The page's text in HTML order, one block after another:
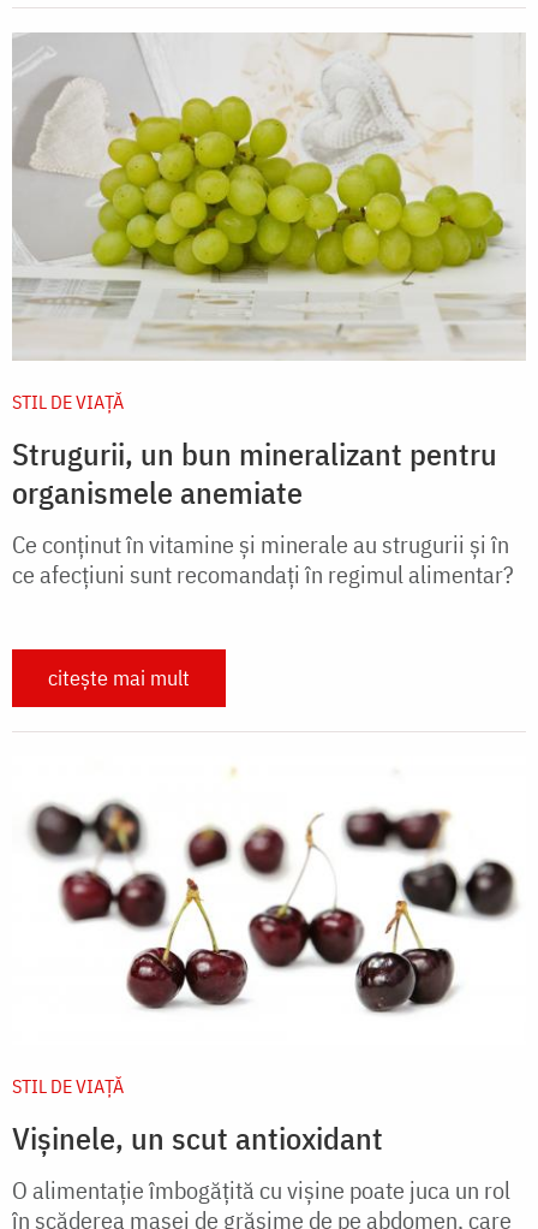
STIL DE VIAŢĂ
Strugurii, un bun mineralizant pentru
organismele anemiate
Ce conţinut în vitamine şi minerale au strugurii şi în
ce afecţiuni sunt recomandaţi în regimul alimentar?
citește mai mult
STIL DE VIAŢĂ
Vişinele, un scut antioxidant
O alimentaţie îmbogăţită cu vişine poate juca un rol
în scăderea masei de grăsime de pe abdomen, care